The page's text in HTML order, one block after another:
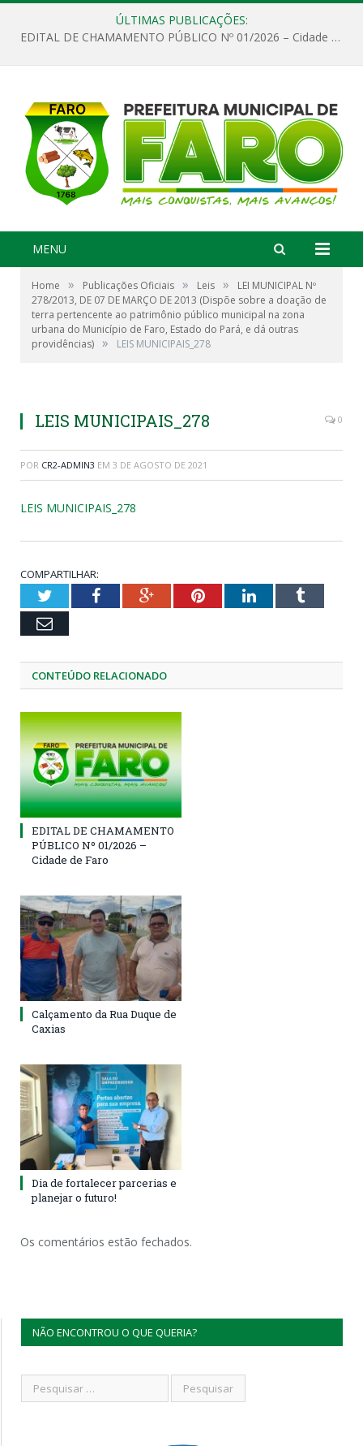
ÚLTIMAS PUBLICAÇÕES:
EDITAL DE CHAMAMENTO PÚBLICO Nº 01/2026 – Cidade de Faro
MENU
Home » Publicações Oficiais » Leis »
LEI MUNICIPAL Nº
278/2013, DE 07 DE MARÇO DE 2013 (Dispõe sobre a doação de
terra pertencente ao patrimônio público municipal na zona
urbana do Município de Faro, Estado do Pará, e dá outras
providências) » LEIS MUNICIPAIS_278
LEIS MUNICIPAIS_278 0
POR CR2-ADMIN3 EM 3 DE AGOSTO DE 2021
LEIS MUNICIPAIS_278
COMPARTILHAR:
TwitterFacebookGoogle+PinterestLinkedInTumblr
Email
CONTEÚDO RELACIONADO
EDITAL DE CHAMAMENTO
PÚBLICO Nº 01/2026 –
Cidade de Faro
Calçamento da Rua Duque de
Caxias
Dia de fortalecer parcerias e
planejar o futuro!
Os comentários estão fechados.
NÃO ENCONTROU O QUE QUERIA?